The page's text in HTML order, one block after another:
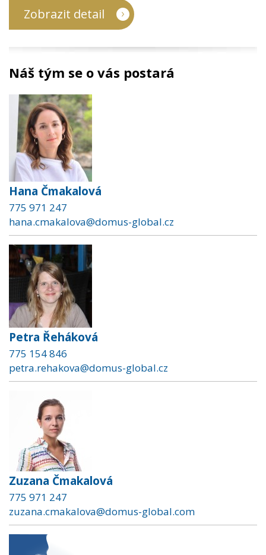
Zobrazit detail
Náš tým se o vás postará
Hana Čmakalová
775 971 247
hana.cmakalova@domus-global.cz
Petra Řeháková
775 154 846
petra.rehakova@domus-global.cz
Zuzana Čmakalová
775 971 247
zuzana.cmakalova@domus-global.com